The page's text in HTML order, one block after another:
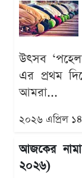
উৎসব
এর প্রথম
আমরা...
২০২৬ এপ্রিল
আজকের
২০২৬)